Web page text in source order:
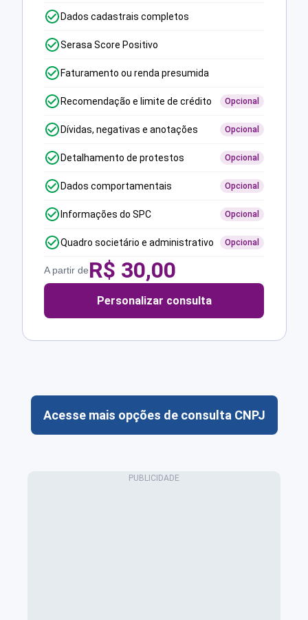
Dados cadastrais completos
Serasa Score Positivo
Faturamento ou renda presumida
Recomendação e limite de crédito Opcional
Dívidas, negativas e anotações Opcional
Detalhamento de protestos Opcional
Dados comportamentais Opcional
Informações do SPC Opcional
Quadro societário e administrativo Opcional
A partir deR$ 30,00
Personalizar consulta
Acesse mais opções de consulta CNPJ